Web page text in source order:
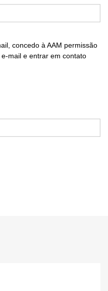
concedo à AAM permissão
mail e entrar em contato